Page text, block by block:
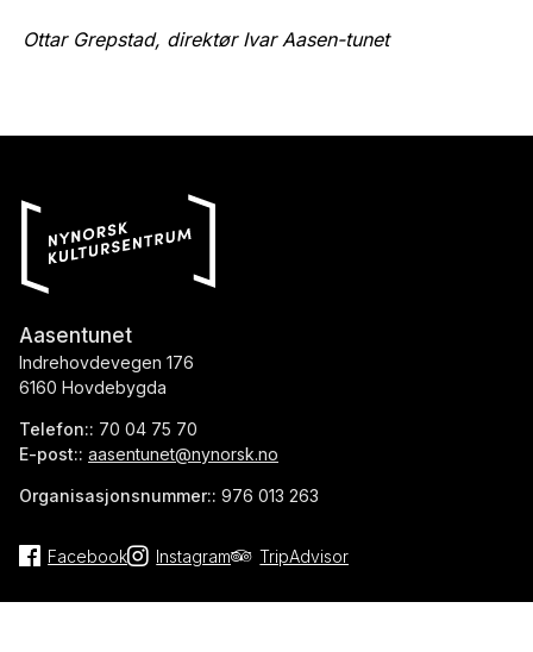
Ottar Grepstad, direktør Ivar Aasen-tunet
Aasentunet
Indrehovdevegen 176
6160 Hovdebygda
Telefon:: 70 04 75 70
E-post:: aasentunet@nynorsk.no
Organisasjonsnummer:: 976 013 263
Facebook Instagram TripAdvisor